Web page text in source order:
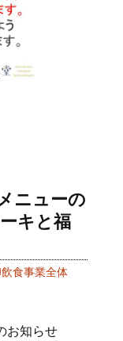
ニューの
キと福
食事業全体
お知らせ